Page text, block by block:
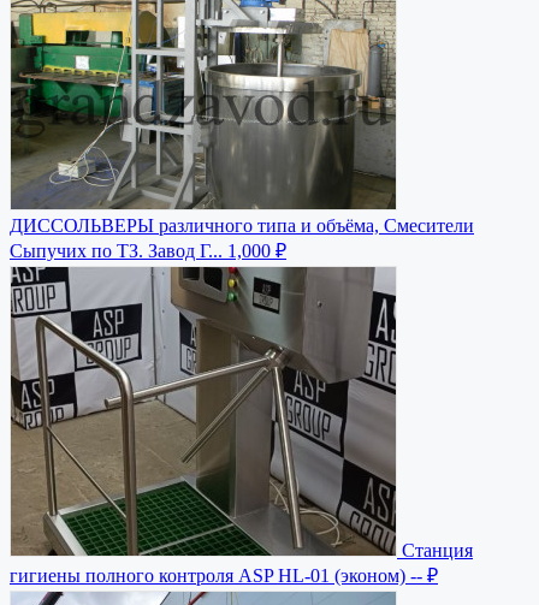
ДИССОЛЬВЕРЫ различного типа и объёма, Смесители
Сыпучих по ТЗ. Завод Г... 1,000 ₽
Станция
гигиены полного контроля ASP HL-01 (эконом) -- ₽